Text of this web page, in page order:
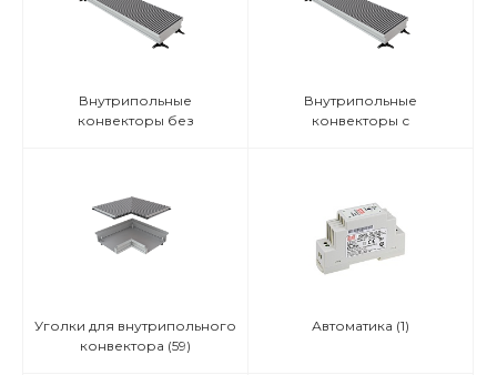
Внутрипольные
конвекторы без
Внутрипольные
конвекторы с
Уголки для внутрипольного
конвектора (59)
Автоматика (1)